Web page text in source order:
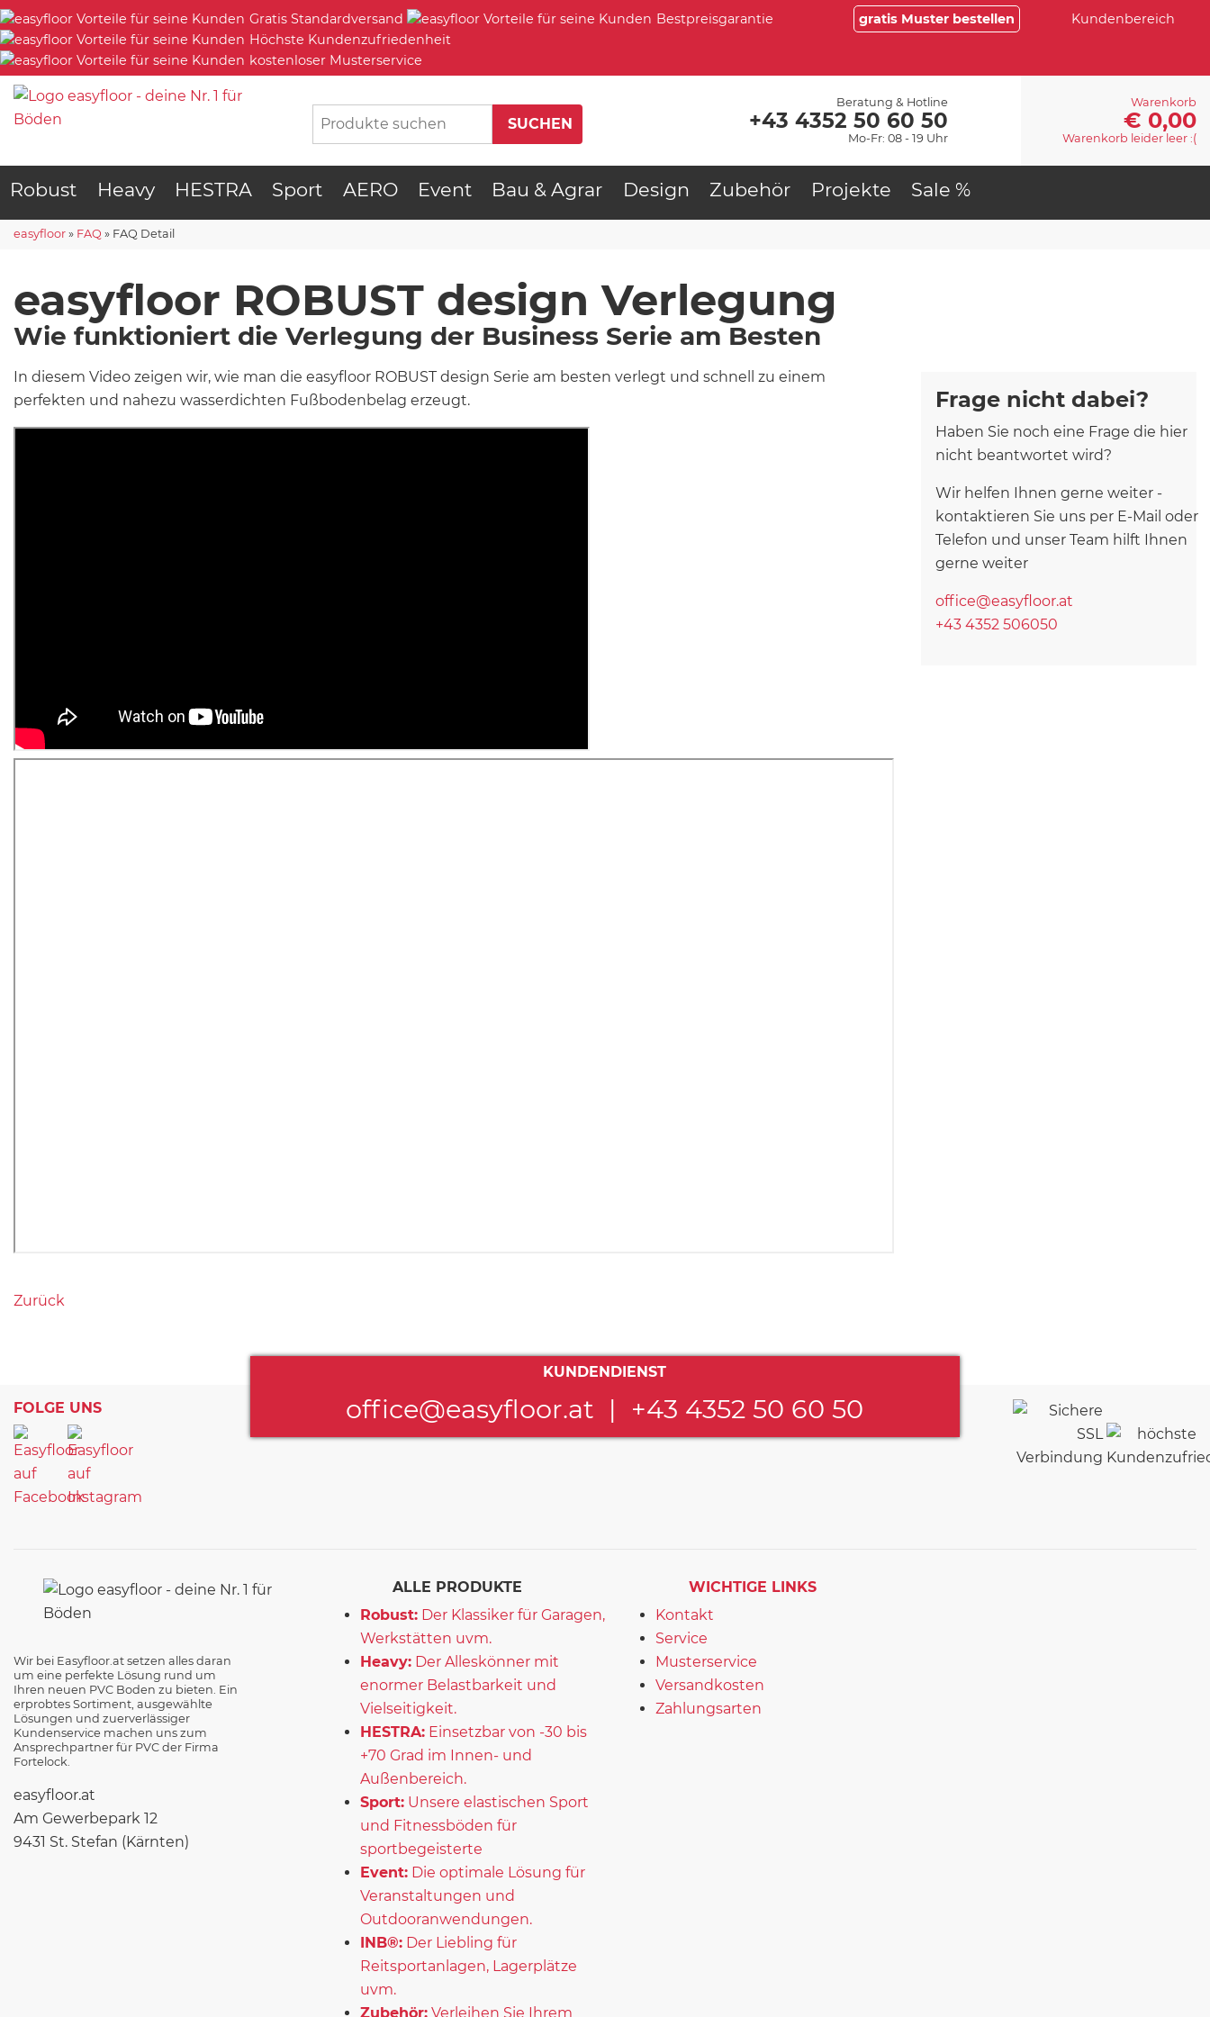
Gratis Standardversand
Bestpreisgarantie
Höchste Kundenzufriedenheit
kostenloser Musterservice
gratis Muster bestellen Kundenbereich
Beratung & Hotline
+43 4352 50 60 50
Mo-Fr: 08 - 19 Uhr
Warenkorb
€ 0,00
Warenkorb leider leer :(
Robust Heavy HESTRA Sport AERO Event Bau & Agrar Design Zubehör Projekte Sale %
easyfloor » FAQ » FAQ Detail
easyfloor ROBUST design Verlegung
Wie funktioniert die Verlegung der Business Serie am Besten
In diesem Video zeigen wir, wie man die easyfloor ROBUST design Serie am besten verlegt und schnell zu einem
perfekten und nahezu wasserdichten Fußbodenbelag erzeugt.
Zurück
Frage nicht dabei?
Haben Sie noch eine Frage die hier
nicht beantwortet wird?
Wir helfen Ihnen gerne weiter -
kontaktieren Sie uns per E-Mail oder
Telefon und unser Team hilft Ihnen
gerne weiter
office@easyfloor.at
+43 4352 506050
FOLGE UNS
KUNDENDIENST
office@easyfloor.at | +43 4352 50 60 50
Wir bei Easyfloor.at setzen alles daran
um eine perfekte Lösung rund um
Ihren neuen PVC Boden zu bieten. Ein
erprobtes Sortiment, ausgewählte
Lösungen und zuerverlässiger
Kundenservice machen uns zum
Ansprechpartner für PVC der Firma
Fortelock.
easyfloor.at
Am Gewerbepark 12
9431 St. Stefan (Kärnten)
ALLE PRODUKTE
Robust: Der Klassiker für Garagen,
Werkstätten uvm.
Heavy: Der Alleskönner mit
enormer Belastbarkeit und
Vielseitigkeit.
HESTRA: Einsetzbar von -30 bis
+70 Grad im Innen- und
Außenbereich.
Sport: Unsere elastischen Sport
und Fitnessböden für
sportbegeisterte
Event: Die optimale Lösung für
Veranstaltungen und
Outdooranwendungen.
INB®: Der Liebling für
Reitsportanlagen, Lagerplätze
uvm.
Zubehör: Verleihen Sie Ihrem
WICHTIGE LINKS
Kontakt
Service
Musterservice
Versandkosten
Zahlungsarten